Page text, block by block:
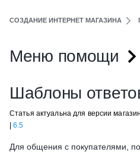
СОЗДАНИЕ ИНТЕРНЕТ МАГАЗИНА
Меню помощи
Шаблоны
Статья актуальна для версии
|6.5
Для общения с покупателями,